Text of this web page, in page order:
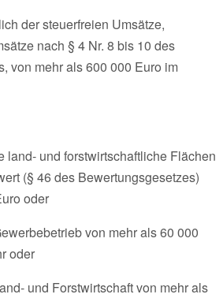
der steuerfreien Umsätze,
nach § 4 Nr. 8 bis 10 des
von mehr als 600 000 Euro im
land- und forstwirtschaftliche Flächen
(§ 46 des Bewertungsgesetzes)
oder
von mehr als 60 000
oder
und Forstwirtschaft von mehr als